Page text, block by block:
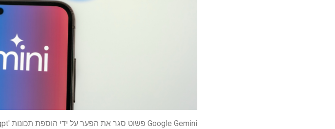
Google Gemini פשוט סגר את הפער על ידי הוספת תכונות 'chatgpt' – כך הם עובדים